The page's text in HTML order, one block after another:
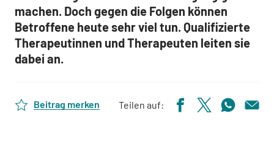
machen. Doch gegen die Folgen können
Betroffene heute sehr viel tun. Qualifizierte
Therapeutinnen und Therapeuten leiten sie
dabei an.
Beitrag merken Teilen auf: